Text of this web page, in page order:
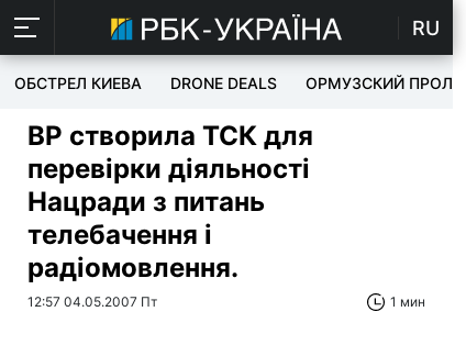
RU
ОБСТРЕЛ КИЕВА DRONE DEALS ОРМУЗСКИЙ ПРОЛИВ
ВР створила ТСК для
перевірки діяльності
Нацради з питань
телебачення і
радіомовлення.
12:57 04.05.2007 Пт 1 мин